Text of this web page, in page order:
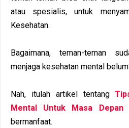
atau spesialis, untuk
Kesehatan.
Bagaimana, teman-teman
menjaga kesehatan mental
Nah, itulah artikel tentang
Mental Untuk Masa Depan
bermanfaat.